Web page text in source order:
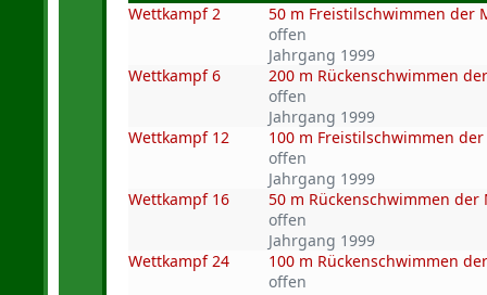
Wettkampf 2
50 m Freistilschwimmen der
offen
Jahrgang 1999
Wettkampf 6
200 m Rückenschwimmen
offen
Jahrgang 1999
Wettkampf 12
100 m Freistilschwimmen
offen
Jahrgang 1999
Wettkampf 16
50 m Rückenschwimmen der
offen
Jahrgang 1999
Wettkampf 24
100 m Rückenschwimmen
offen